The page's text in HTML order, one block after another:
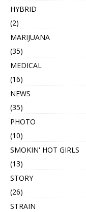
HYBRID
(2)
MARIJUANA
(35)
MEDICAL
(16)
NEWS
(35)
PHOTO
(10)
SMOKIN' HOT GIRLS
(13)
STORY
(26)
STRAIN